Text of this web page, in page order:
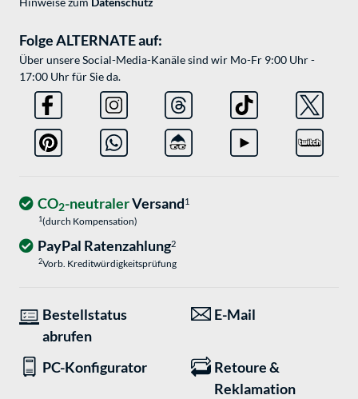
Folge ALTERNATE auf:
Über unsere Social-Media-Kanäle sind wir Mo-Fr 9:00 Uhr -
17:00 Uhr für Sie da.
CO2-neutralerVersand1
1(durch Kompensation)
PayPal Ratenzahlung2
2Vorb. Kreditwürdigkeitsprüfung
Bestellstatus
abrufen
E-Mail
PC-Konfigurator
Retoure &
Reklamation